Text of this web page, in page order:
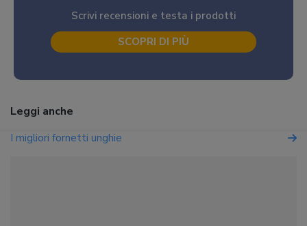
Scrivi recensioni e testa i prodotti
SCOPRI DI PIÙ
Leggi anche
I migliori fornetti unghie